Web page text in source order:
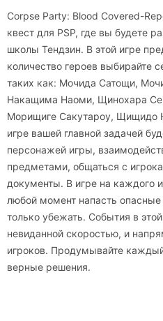
Corpse Party: Blood Covered-
квест для PSP, где вы будете
школы Тендзин. В этой игре
количество героев выбирайте
таких как: Мочида Сатощи,
Накащима Наоми, Щинохара
Морищиге Сакутароу, Щищидо
игре вашей главной задачей
персонажей игры,
предметами, общаться с
документы. В игре на каждого
любой момент напасть
только убежать. События в
невиданной скоростью, и
игроков. Продумывайте
верные решения.